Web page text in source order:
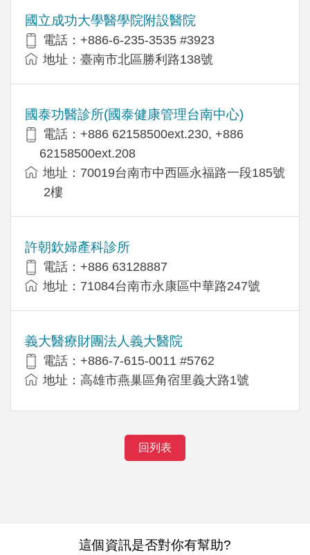
國立成功大學醫學院附設醫院
電話：+886-6-235-3535 #3923
地址：臺南市北區勝利路138號
國泰功醫診所(國泰健康管理台南中心)
電話：+886 62158500ext.230, +886
62158500ext.208
地址：70019台南市中西區永福路一段185號
2樓
許朝欽婦產科診所
電話：+886 63128887
地址：71084台南市永康區中華路247號
義大醫療財團法人義大醫院
電話：+886-7-615-0011 #5762
地址：高雄市燕巢區角宿里義大路1號
回列表
這個資訊是否對你有幫助?